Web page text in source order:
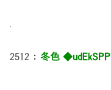
2512 ： 冬色